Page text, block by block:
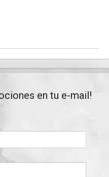
en tu e-mail!